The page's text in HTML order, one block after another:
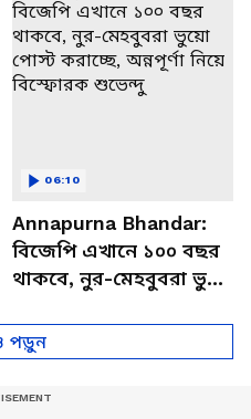
Annapurna Bhandar:
বিজেপি এখানে ১০০ বছর
থাকবে, নুর-মেহবুবরা ভুয়ো
নিয়ে বিস্ফোরক শুভেন্দু
06:10
পড়ুন